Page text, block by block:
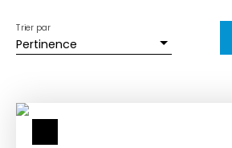
Pertinence
Trier par